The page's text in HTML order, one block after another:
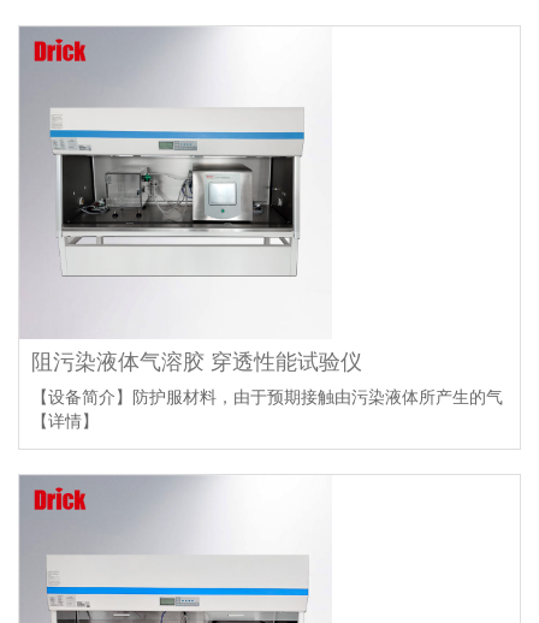
阻污染液体气溶胶 穿透性能试验仪
【设备简介】防护服材料，由于预期接触由污染液体所产生的气
【详情】